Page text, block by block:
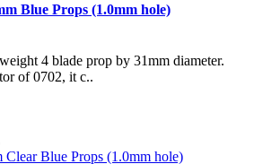
Blue Props (1.0mm hole)
4 blade prop by 31mm diameter.
of 0702, it c..